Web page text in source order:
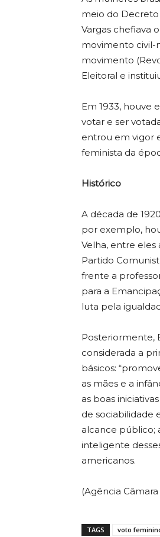
meio do Decreto
Vargas chefiava
movimento civil-
movimento
Eleitoral e
Em 1933, houve
votar e ser
entrou em vigor
feminista da
Histórico
A década de
por exemplo,
Velha, entre
Partido
frente a
para a
luta pela
Posteriormente,
considerada a
básicos:
as mães e a
as boas
de sociabilidade
alcance público;
inteligente
americanos.
(Agência
TAGS voto